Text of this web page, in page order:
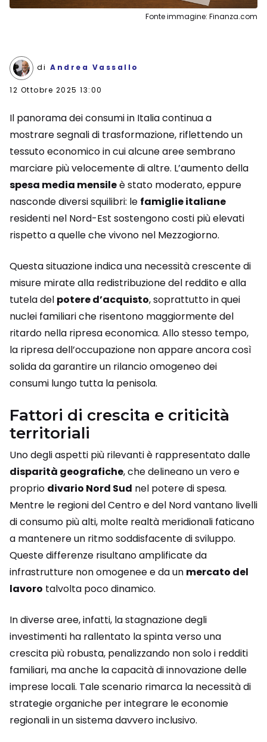
Fonte immagine: Finanza.com
di Andrea Vassallo
12 Ottobre 2025 13:00
Il panorama dei consumi in Italia continua a
mostrare segnali di trasformazione, riflettendo un
tessuto economico in cui alcune aree sembrano
marciare più velocemente di altre. L’aumento della
spesa media mensileè stato moderato, eppure
nasconde diversi squilibri: le famiglie italiane
residenti nel Nord-Est sostengono costi più elevati
rispetto a quelle che vivono nel Mezzogiorno.
Questa situazione indica una necessità crescente di
misure mirate alla redistribuzione del reddito e alla
tutela del potere d’acquisto, soprattutto in quei
nuclei familiari che risentono maggiormente del
ritardo nella ripresa economica. Allo stesso tempo,
la ripresa dell’occupazione non appare ancora così
solida da garantire un rilancio omogeneo dei
consumi lungo tutta la penisola.
Fattori di crescita e criticità
territoriali
Uno degli aspetti più rilevanti è rappresentato dalle
disparità geografiche, che delineano un vero e
proprio divario Nord Sud nel potere di spesa.
Mentre le regioni del Centro e del Nord vantano livelli
di consumo più alti, molte realtà meridionali faticano
a mantenere un ritmo soddisfacente di sviluppo.
Queste differenze risultano amplificate da
infrastrutture non omogenee e da un mercato del
lavoro talvolta poco dinamico.
In diverse aree, infatti, la stagnazione degli
investimenti ha rallentato la spinta verso una
crescita più robusta, penalizzando non solo i redditi
familiari, ma anche la capacità di innovazione delle
imprese locali. Tale scenario rimarca la necessità di
strategie organiche per integrare le economie
regionali in un sistema davvero inclusivo.